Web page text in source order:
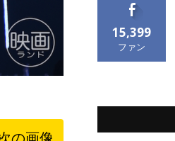
15,399
ファン